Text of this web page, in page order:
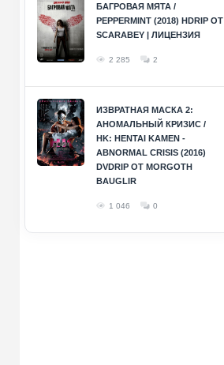
БАГРОВАЯ МЯТА /
PEPPERMINT (2018) HDRIP ОТ
SCARABEY | ЛИЦЕНЗИЯ
2 285 2
ИЗВРАТНАЯ МАСКА 2:
АНОМАЛЬНЫЙ КРИЗИС /
HK: HENTAI KAMEN -
ABNORMAL CRISIS (2016)
DVDRIP ОТ MORGOTH
BAUGLIR
1 046 0